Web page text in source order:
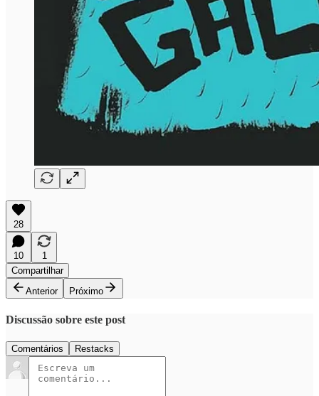
28
10
1
Compartilhar
Anterior
Próximo
Discussão sobre este post
Comentários Restacks